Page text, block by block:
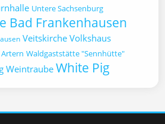
Untere Sachsenburg
Bad Frankenhausen
Veitskirche Volkshaus
Waldgaststätte "Sennhütte"
Weintraube White Pig